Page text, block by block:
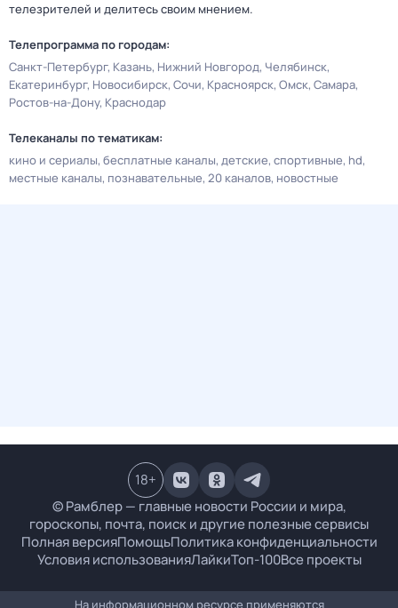
телезрителей и делитесь своим мнением.
Телепрограмма по городам:
Санкт-Петербург Казань Нижний Новгород Челябинск
Екатеринбург Новосибирск Сочи Красноярск Омск Самара
Ростов-на-Дону Краснодар
Телеканалы по тематикам:
кино и сериалы бесплатные каналы детские спортивные hd
местные каналы познавательные 20 каналов новостные
© Рамблер — главные новости России и мира,
гороскопы, почта, поиск и другие полезные сервисы
Полная версияПомощьПолитика конфиденциальности
Условия использованияЛайкиТоп-100Все проекты
18+
На информационном ресурсе применяются